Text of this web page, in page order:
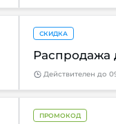
СКИДКА
Распродажа
Действителен до
ПРОМОКОД